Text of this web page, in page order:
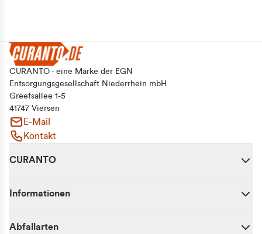
CURANTO - eine Marke der EGN
Entsorgungsgesellschaft Niederrhein mbH
Greefsallee 1-5
41747 Viersen
E-Mail
Kontakt
CURANTO
Informationen
Abfallarten